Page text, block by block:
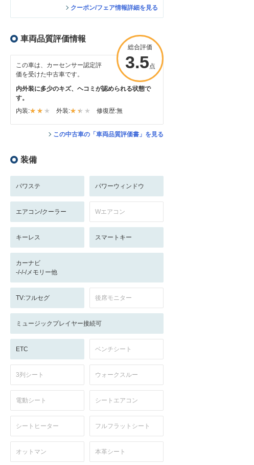
クーポン/フェア情報詳細を見る
車両品質評価情報
総合評価
3.5点
この車は、カーセンサー認定評
価を受けた中古車です。
内外装に多少のキズ、ヘコミが認められる状態で
す。
内装:
外装: 修復歴:無
この中古車の「車両品質評価書」を見る
装備
パワステ パワーウィンドウ
エアコン/クーラー Wエアコン
キーレス スマートキー
カーナビ
-/-/-/メモリー他
TV:フルセグ 後席モニター
ミュージックプレイヤー接続可
ETC ベンチシート
3列シート ウォークスルー
電動シート シートエアコン
シートヒーター フルフラットシート
オットマン 本革シート